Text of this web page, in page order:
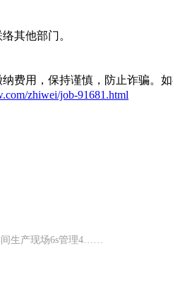
其他部门。
纳费用，保持谨慎，防止诈骗。
zhiwei/job-91681.html
生产现场6s管理4……